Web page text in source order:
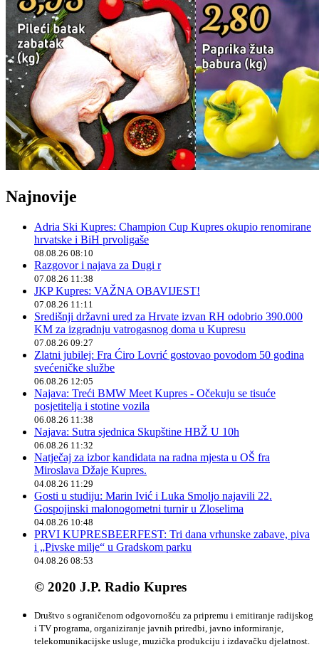
Najnovije
Adria Ski Kupres: Champion Cup Kupres okupio renomirane
hrvatske i BiH prvoligaše
08.08.26 08:10
Razgovor i najava za Dugi r
07.08.26 11:38
JKP Kupres: VAŽNA OBAVIJEST!
07.08.26 11:11
Središnji državni ured za Hrvate izvan RH odobrio 390.000
KM za izgradnju vatrogasnog doma u Kupresu
07.08.26 09:27
Zlatni jubilej: Fra Ćiro Lovrić gostovao povodom 50 godina
svećeničke službe
06.08.26 12:05
Najava: Treći BMW Meet Kupres - Očekuju se tisuće
posjetitelja i stotine vozila
06.08.26 11:38
Najava: Sutra sjednica Skupštine HBŽ U 10h
06.08.26 11:32
Natječaj za izbor kandidata na radna mjesta u OŠ fra
Miroslava Džaje Kupres.
04.08.26 11:29
Gosti u studiju: Marin Ivić i Luka Smoljo najavili 22.
Gospojinski malonogometni turnir u Zloselima
04.08.26 10:48
PRVI KUPRESBEERFEST: Tri dana vrhunske zabave, piva
i „Pivske milje“ u Gradskom parku
04.08.26 08:53
© 2020 J.P. Radio Kupres
Društvo s ograničenom odgovornošću za pripremu i emitiranje radijskog
i TV programa, organiziranje javnih priredbi, javno informiranje,
telekomunikacijske usluge, muzička produkciju i izdavačku djelatnost.